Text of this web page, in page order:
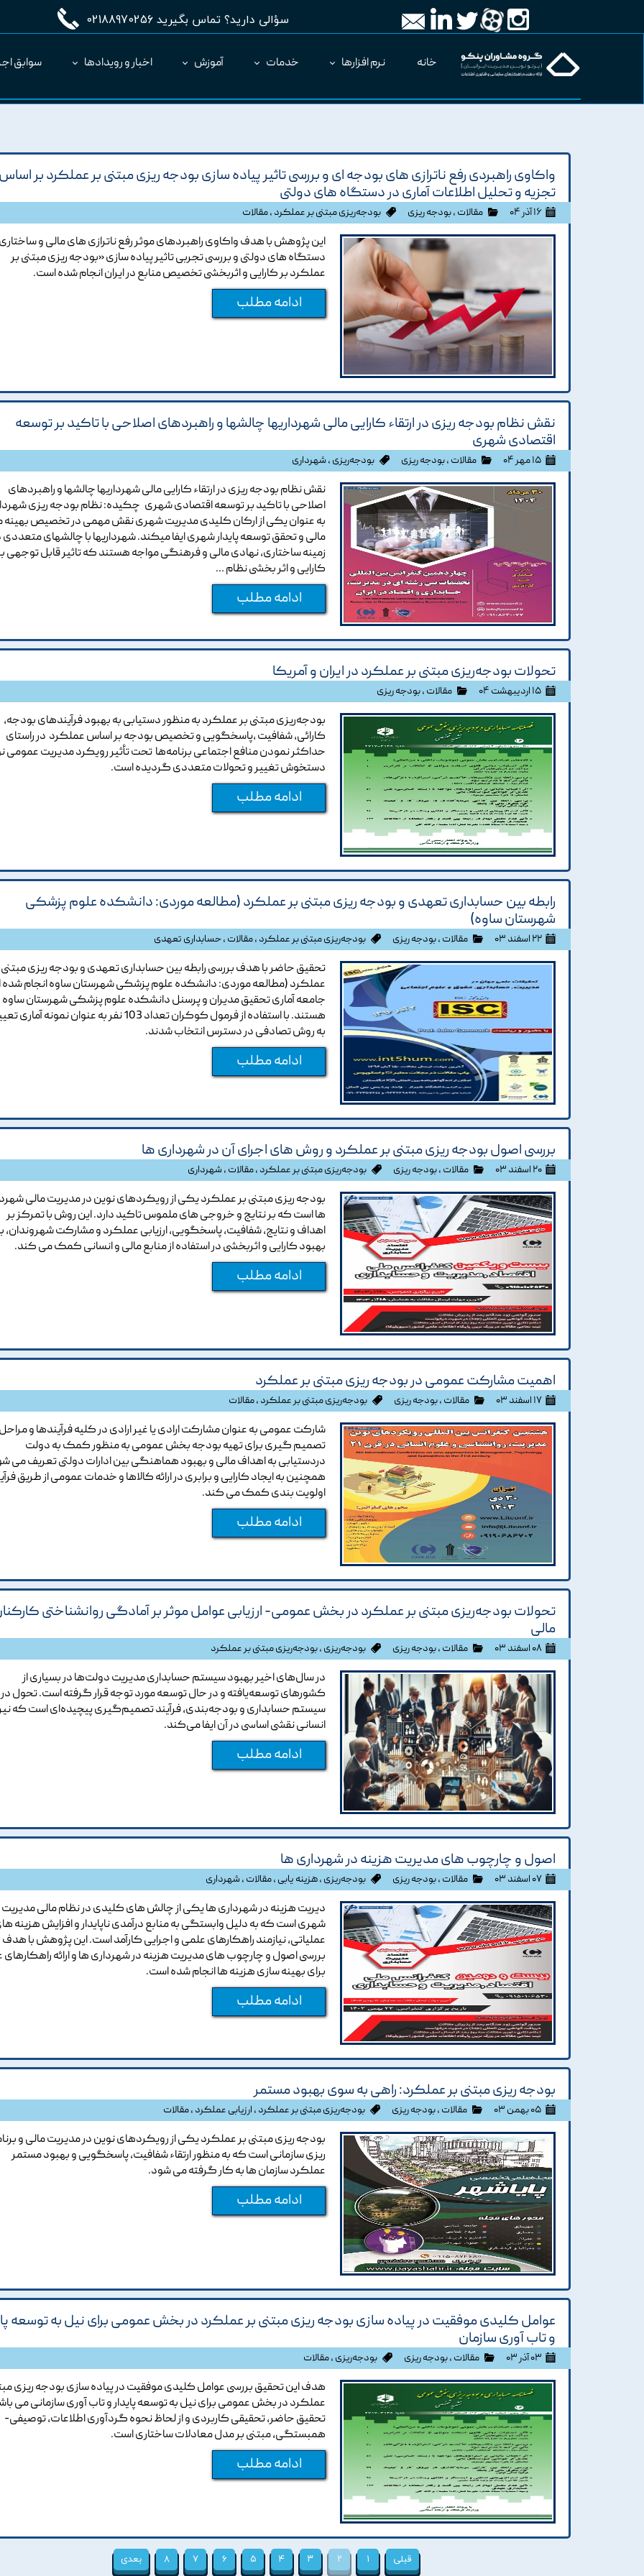
سؤالی دارید؟ تماس بگیرید 02188970256
خانه نرم افزارها خدمات آموزش اخبار و رویدادها سوابق
واکاوی راهبردی رفع ناترازی های بودجه ای و بررسی تاثیر پیاده سازی بودجه ریزی مبتنی بر عملکرد بر اساس
تجزیه و تحلیل اطلاعات آماری در دستگاه های دولتی
۱۶ آذر ۰۴ مقالات ،بودجه ریزی بودجه‌ریزی مبتنی بر عملکرد ،مقالات
این پژوهش با هدف واکاوی راهبردهای موثر رفع ناترازی های مالی و
دستگاه های دولتی و بررسی تجربی تاثیر پیاده سازی «بودجه ریزی مبتنی بر
عملکرد بر کارایی و اثربخشی تخصیص منابع در ایران انجام شده است.
ادامه مطلب
نقش نظام بودجه ریزی در ارتقاء کارایی مالی شهرداریها چالشها و راهبردهای اصلاحی با تاکید بر توسعه
اقتصادی شهری
۱۵ مهر ۰۴ مقالات ،بودجه ریزی بودجه‌ریزی ، شهرداری
نقش نظام بودجه ریزی در ارتقاء کارایی مالی شهرداریها چالشها و راهبردهای
اصلاحی با تاکید بر توسعه اقتصادی شهری چکیده: نظام بودجه ریزی
به عنوان یکی از ارکان کلیدی مدیریت شهری نقش مهمی در تخصیص بهینه
مالی و تحقق توسعه پایدار شهری ایفا میکند. شهرداریها با چالشهای متعددی
زمینه ساختاری، نهادی مالی و فرهنگی مواجه هستند که تاثیر قابل توجهی
کارایی و اثر بخشی نظام …
ادامه مطلب
تحولات بودجه‌ریزی مبتنی بر عملکرد در ایران و آمریکا
۱۵ اردیبهشت ۰۴ مقالات ،بودجه ریزی
بودجه‌ریزی مبتنی بر عملکرد به منظور دستیابی به بهبود فرآیند‌های بودجه،
کارائی، شفافیت ،پاسخگویی و تخصیص بودجه بر اساس عملکرد در راستای
حداکثر نمودن منافع اجتماعی برنامه‌ها تحت تأثیر رویکرد مدیریت عمومی
دستخوش تغییر و تحولات متعددی گردیده است.
ادامه مطلب
رابطه بین حسابداری تعهدی و بودجه ریزی مبتنی بر عملکرد (مطالعه موردی: دانشکده علوم پزشکی
شهرستان ساوه)
۲۲ اسفند ۰۳ مقالات ،بودجه ریزی بودجه‌ریزی مبتنی بر عملکرد ،مقالات ،حسابداری تعهدی
تحقیق حاضر با هدف بررسی رابطه بین حسابداری تعهدی و بودجه ریزی مبتنی
عملکرد (مطالعه موردی: دانشکده علوم پزشکی شهرستان ساوه انجام
جامعه آماری تحقیق مدیران و پرسنل دانشکده علوم پزشکی شهرستان ساوه
هستند. با استفاده از فرمول کوکران تعداد 103 نفر به عنوان نمونه
به روش تصادفی در دسترس انتخاب شدند.
ادامه مطلب
بررسی اصول بودجه ریزی مبتنی بر عملکرد و روش های اجرای آن در شهرداری ها
۲۰ اسفند ۰۳ مقالات ،بودجه ریزی بودجه‌ریزی مبتنی بر عملکرد ،مقالات ، شهرداری
بودجه ریزی مبتنی بر عملکرد یکی از رویکردهای نوین در مدیریت مالی
ها است که بر نتایج و خروجی های ملموس تاکید دارد. این روش با تمرکز بر
اهداف و نتایج، شفافیت، پاسخگویی، ارزیابی عملکرد و مشارکت شهروندان،
بهبود کارایی و اثربخشی در استفاده از منابع مالی و انسانی کمک می کند.
ادامه مطلب
اهمیت مشارکت عمومی در بودجه ریزی مبتنی بر عملکرد
۱۷ اسفند ۰۳ مقالات ،بودجه ریزی بودجه‌ریزی مبتنی بر عملکرد ،مقالات
شارکت عمومی به عنوان مشارکت ارادی یا غیر ارادی در کلیه فرآیندها و مراحل
تصمیم گیری برای تهیه بودجه بخش عمومی به منظور کمک به دولت
دردستیابی به اهداف مالی و بهبود هماهنگی بین ادارات دولتی تعریف می
همچنین به ایجاد کارایی و برابری در ارائه کالاها و خدمات عمومی از طریق
اولویت بندی کمک می کند.
ادامه مطلب
تحولات بودجه‌ریزی مبتنی بر عملکرد در بخش عمومی- ارزیابی عوامل موثر بر آمادگی روانشناختی
مالی
۰۸ اسفند ۰۳ مقالات ،بودجه ریزی بودجه‌ریزی ،بودجه‌ریزی مبتنی بر عملکرد
در سال‌های اخیر بهبود سیستم حسابداری مدیریت دولت‌ها در بسیاری از
کشورهای توسعه‌یافته و در حال توسعه مورد توجه قرار گرفته است. تحول در
سیستم حسابداری و بودجه‌بندی، فرآیند تصمیم‌گیری پیچیده‌ای است که
انسانی نقشی اساسی در آن ایفا می‌کند.
ادامه مطلب
اصول و چارچوب های مدیریت هزینه در شهرداری ها
۰۷ اسفند ۰۳ مقالات ،بودجه ریزی بودجه‌ریزی ،هزینه یابی ،مقالات ، شهرداری
دیریت هزینه در شهرداری ها یکی از چالش های کلیدی در نظام مالی مدیریت
شهری است که به دلیل وابستگی به منابع درآمدی ناپایدار و افزایش هزینه
عملیاتی، نیازمند راهکارهای علمی و اجرایی کارآمد است. این پژوهش با هدف
بررسی اصول و چارچوب های مدیریت هزینه در شهرداری ها و ارائه
برای بهینه سازی هزینه ها انجام شده است.
ادامه مطلب
بودجه ریزی مبتنی بر عملکرد: راهی به سوی بهبود مستمر
۰۵ بهمن ۰۳ مقالات ،بودجه ریزی بودجه‌ریزی مبتنی بر عملکرد ، ارزیابی عملکرد ،مقالات
بودجه ریزی مبتنی بر عملکرد یکی از رویکردهای نوین در مدیریت مالی و
ریزی سازمانی است که به منظور ارتقاء شفافیت، پاسخگویی و بهبود مستمر
عملکرد سازمان ها به کار گرفته می شود.
ادامه مطلب
عوامل کلیدی موفقیت در پیاده سازی بودجه ریزی مبتنی بر عملکرد در بخش عمومی برای نیل به توسعه
و تاب آوری سازمان
۰۳ آذر ۰۳ مقالات ،بودجه ریزی بودجه‌ریزی ،مقالات
هدف این تحقیق بررسی عوامل کلیدی موفقیت در پیاده سازی بودجه ریزی
عملکرد در بخش عمومی برای نیل به توسعه پایدار و تاب آوری سازمانی می
تحقیق حاضر، تحقیقی کاربردی و از لحاظ نحوه گردآوری اطلاعات، توصیفی-
همبستگی، مبتنی بر مدل معادلات ساختاری است.
ادامه مطلب
قبلی ۱ ۲ ۳ ۴ ۵ ۶ ۷ ۸ بعدی